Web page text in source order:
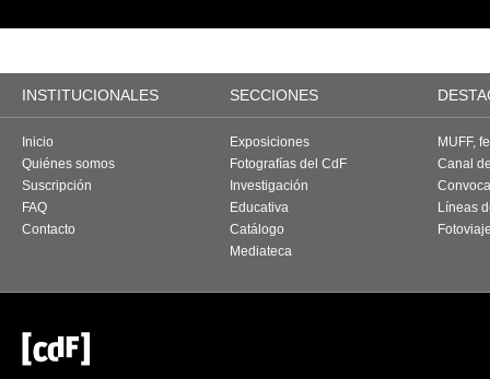
INSTITUCIONALES SECCIONES
Inicio
Quiénes somos
Suscripción
FAQ
Contacto
Exposiciones
Fotografías del CdF
Investigación
Educativa
Catálogo
Mediateca
MUFF,
Canal
Líneas